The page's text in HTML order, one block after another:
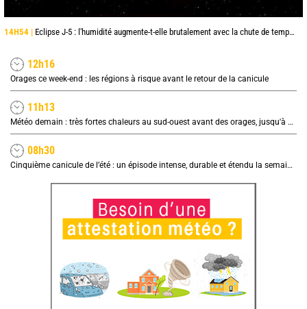
14H54 | Eclipse J-5 : l'humidité augmente-t-elle brutalement avec la chute de température pendant l'éclipse du 12 août ?
12h16
Orages ce week-end : les régions à risque avant le retour de la canicule
11h13
Météo demain : très fortes chaleurs au sud-ouest avant des orages, jusqu'à 39°C
08h30
Cinquième canicule de l’été : un épisode intense, durable et étendu la semaine prochaine